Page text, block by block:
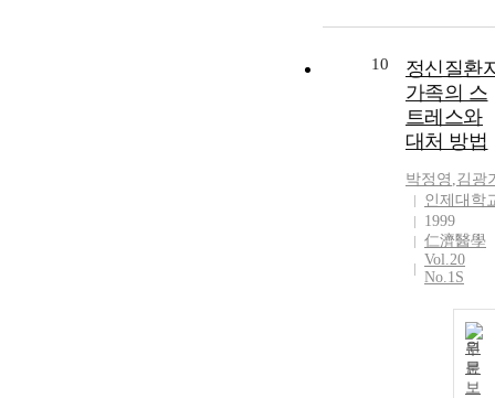
10
정신질환
가족의 스
트레스와
대처 방법
박정영 ,김광
인제대학
1999
仁濟醫學
Vol.20
No.1S
원
문
보